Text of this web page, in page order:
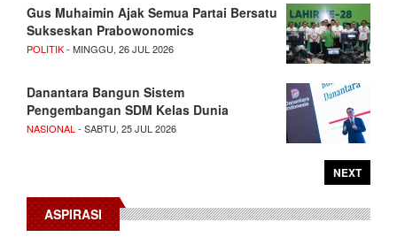
Gus Muhaimin Ajak Semua Partai Bersatu
Sukseskan Prabowonomics
POLITIK- MINGGU, 26 JUL 2026
Danantara Bangun Sistem
Pengembangan SDM Kelas Dunia
NASIONAL - SABTU, 25 JUL 2026
NEXT
ASPIRASI